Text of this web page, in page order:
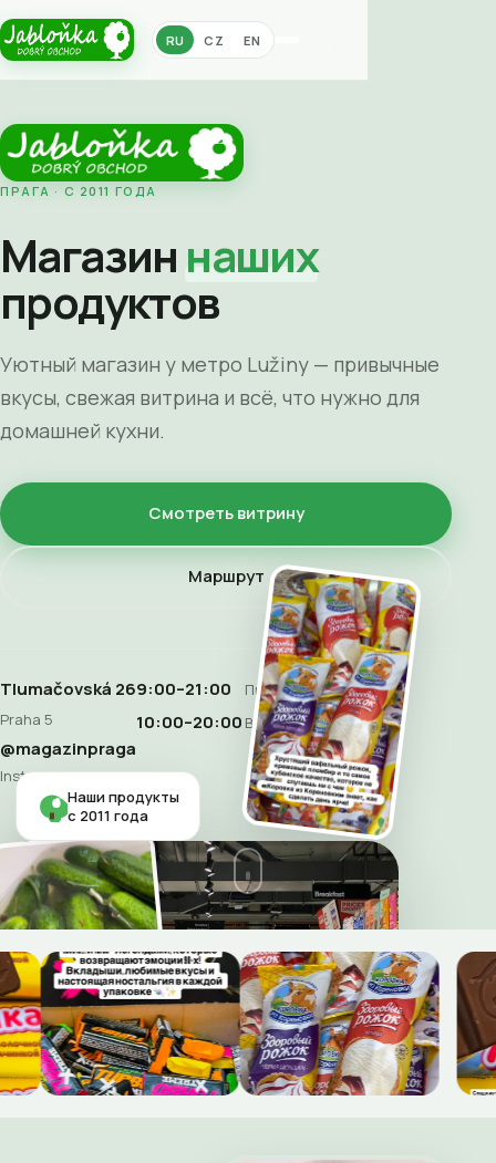
RU CZ EN
ПРАГА · С 2011 ГОДА
Магазин наших
продуктов
Уютный магазин у метро Lužiny — привычные
вкусы, свежая витрина и всё, что нужно для
домашней кухни.
Смотреть витрину
Маршрут
Tlumačovská 26
Praha 5
9:00–21:00 Пн–Сб
10:00–20:00 Воскресенье
@magazinpraga
Instagram
Наши продукты
с 2011 года